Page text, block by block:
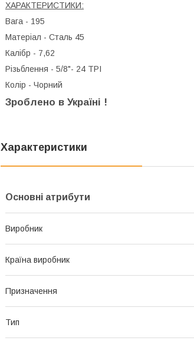
ХАРАКТЕРИСТИКИ:
Вага - 195
Матеріал - Сталь 45
Калібр - 7,62
Різьблення - 5/8"- 24 TPI
Колір - Чорний
Зроблено в Україні !
Характеристики
Основні атрибути
Виробник
Країна виробник
Призначення
Тип